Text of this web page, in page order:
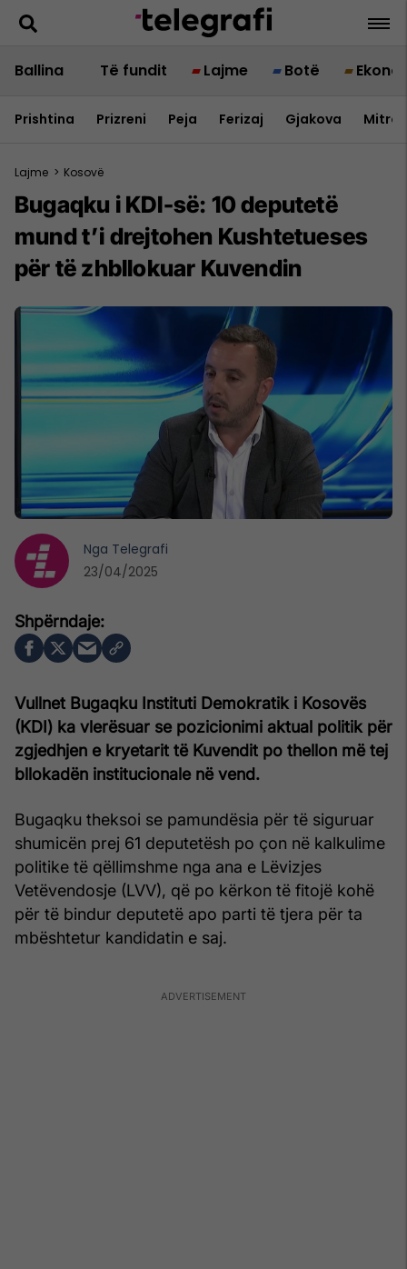
Ballina Të fundit Lajme Botë
Prishtina Prizreni Peja Ferizaj Gjakova
Lajme > Kosovë
Bugaqku i KDI-së: 10 deputetë
mund t’i drejtohen Kushtetueses
për të zhbllokuar Kuvendin
Vullnet Bugaqku Instituti Demokratik i Kosovës
(KDI) ka vlerësuar se pozicionimi aktual politik për
zgjedhjen e kryetarit të Kuvendit po thellon më tej
bllokadën institucionale në vend.
Bugaqku theksoi se pamundësia për të siguruar
shumicën prej 61 deputetësh po çon në kalkulime
politike të qëllimshme nga ana e Lëvizjes
Vetëvendosje (LVV), që po kërkon të fitojë kohë
për të bindur deputetë apo parti të tjera për ta
mbështetur kandidatin e saj.
Nga Telegrafi
23/04/2025